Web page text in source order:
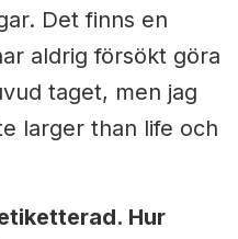
Det finns en
aldrig försökt göra
taget, men jag
larger than life och
Hur